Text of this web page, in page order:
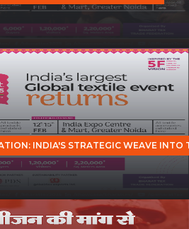
INDIA'S STRATEGIC WEAVE INTO